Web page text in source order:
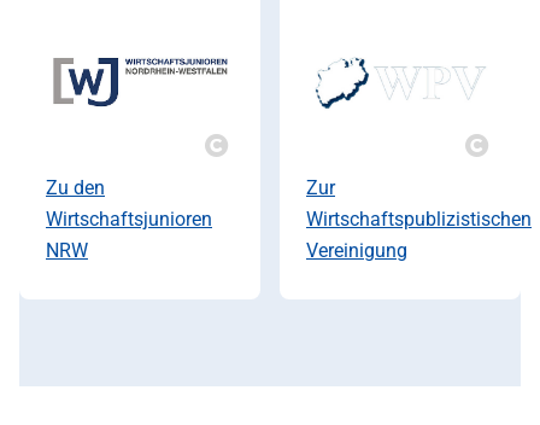
Zu den
Wirtschaftsjunioren
NRW
Zur
Wirtschaftspublizistischen
Vereinigung